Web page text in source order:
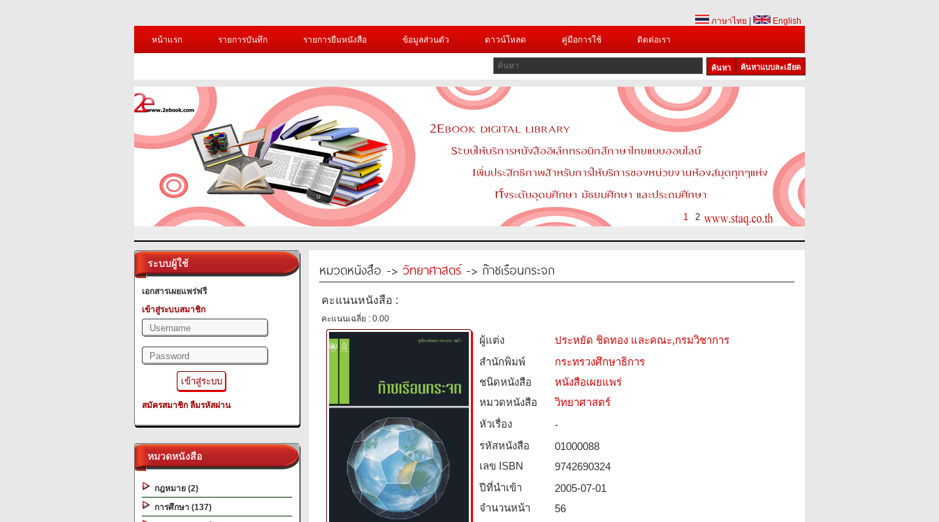
ภาษาไทย
English
หน้าแรก
รายการบันทึก รายการยืมหนังสือ ข้อมูลส่วนตัว ดาวน์โหลด คู่มือการใช้ ติดต่อเรา
ค้นหาแบบละเอียด
1 2
ระบบผู้ใช้
เอกสารเผยแพร่ฟรี
เข้าสู่ระบบสมาชิก
สมัครสมาชิก ลืมรหัสผ่าน
หมวดหนังสือ
กฎหมาย (2)
การศึกษา (137)
หมวดหนังสือ -> วิทยาศาสตร์-> ก๊าซเรือนกระจก
คะแนนหนังสือ :
คะแนนเฉลี่ย : 0.00
ผู้แต่ง
ประหยัด ชิดทอง และคณะ,กรมวิชาการ
สำนักพิมพ์
กระทรวงศึกษาธิการ
ชนิดหนังสือ­
หนังสือเผยแพร่
หมวดหนังสือ­
วิทยาศาสตร์
หัวเรื่อง
-
รหัสหนังสือ­
01000088
เลข ISBN
9742690324
ปีที่นำเข้า
2005-07-01
จำนวนหน้า
56